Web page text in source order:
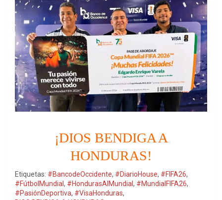
¡DIOS BENDIGA A
HONDURAS!
Etiquetas: #BancodeOccidente, #DiarioHouse, #FIFA26,
#FútbolMundial , #HondurasAlMundial , #MundialFIFA26,
#PasiónDeportiva, #VisaHonduras,